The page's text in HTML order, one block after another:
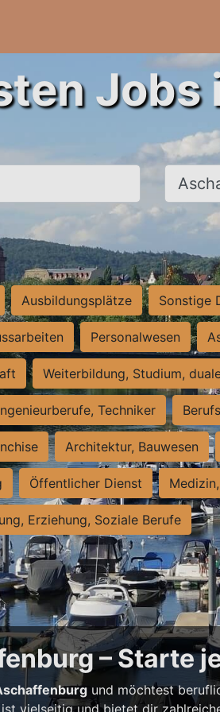
Ort, Stadt
Ausbildungsplätze Sonstige
Personalwesen
Weiterbildung, Studium,
Techniker
Architektur, Bauwesen
Öffentlicher Dienst
Erziehung, Soziale Berufe
– Starte
und möchtest